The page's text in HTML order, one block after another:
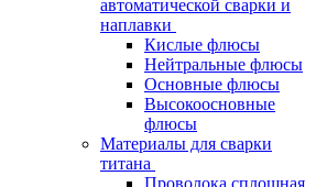
автоматической сварки и
наплавки
Кислые флюсы
Нейтральные флюсы
Основные флюсы
Высокоосновные
флюсы
Материалы для сварки
титана
Проволока сплошная